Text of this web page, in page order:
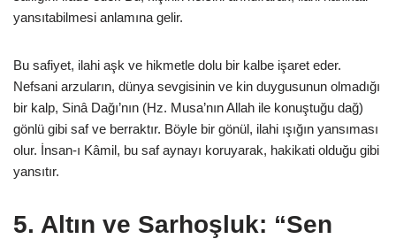
yansıtabilmesi anlamına gelir.
Bu safiyet, ilahi aşk ve hikmetle dolu bir kalbe işaret eder.
Nefsani arzuların, dünya sevgisinin ve kin duygusunun olmadığı
bir kalp, Sinâ Dağı’nın (Hz. Musa’nın Allah ile konuştuğu dağ)
gönlü gibi saf ve berraktır. Böyle bir gönül, ilahi ışığın yansıması
olur. İnsan-ı Kâmil, bu saf aynayı koruyarak, hakikati olduğu gibi
yansıtır.
5. Altın ve Sarhoşluk: “Sen